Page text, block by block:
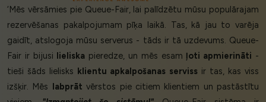
‘Mēs vērsāmies pie Queue-Fair, lai palīdzētu mūsu populārajam
rezervēšanas pakalpojumam pīķa laikā. Tas, kā jau to varēja
gaidīt, atslogoja mūsu serverus - tāds ir tā uzdevums. Queue-
Fair ir bijusi lieliska pieredze, un mēs esam ļoti apmierināti -
tieši šāds lielisks klientu apkalpošanas servissir tas, kas viss
izšķir. Mēs labprāt vērstos pie citiem klientiem un pastāstītu